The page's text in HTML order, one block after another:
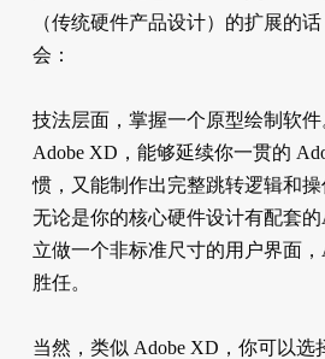
（传统硬件产品设计）的扩展的
会：
技法层面，掌握一个原型绘制软
Adobe XD，能够延续你一贯的
惯，又能制作出完整跳转逻辑和操
无论是你的核心硬件设计有配套
立做一个非标准尺寸的用户界面
胜任。
当然，类似 Adobe XD，你可以选